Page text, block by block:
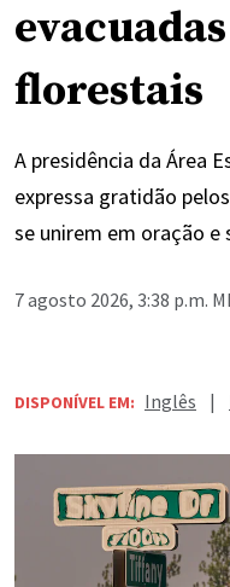
florestais
A presidência da Área
expressa gratidão
se unirem em oração e
7 agosto 2026, 3:38 p.m.
DISPONÍVEL EM: Inglês |